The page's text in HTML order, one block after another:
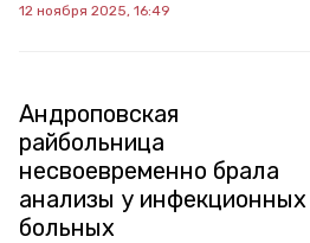
12 ноября 2025, 16:49
Андроповская
райбольница
несвоевременно брала
анализы у инфекционных
больных